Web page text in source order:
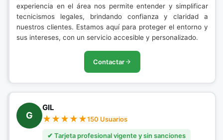
experiencia en el área nos permite entender y simplificar
tecnicismos legales, brindando confianza y claridad a
nuestros clientes. Estamos aquí para proteger el entorno y
sus intereses, con un servicio accesible y personalizado.
Contactar
G
GIL
150 Usuarios
✔ Tarjeta profesional vigente y sin sanciones